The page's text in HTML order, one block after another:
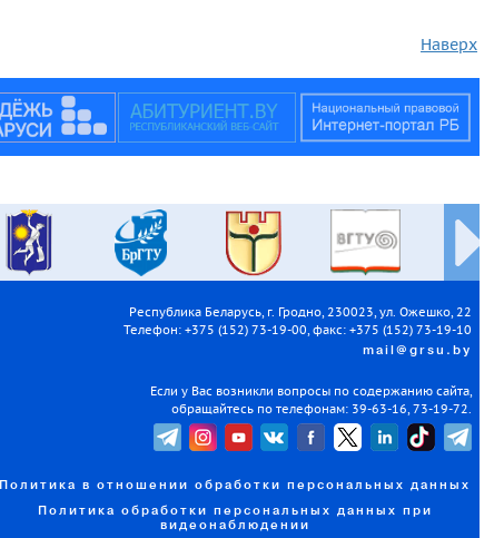
Наверх
Республика Беларусь, г. Гродно, 230023, ул. Ожешко, 22
Телефон: +375 (152) 73-19-00, факс: +375 (152) 73-19-10
mail@grsu.by
Если у Вас возникли вопросы по содержанию сайта,
обращайтесь по телефонам: 39-63-16, 73-19-72.
Политика в отношении обработки персональных данных
Политика обработки персональных данных при
видеонаблюдении